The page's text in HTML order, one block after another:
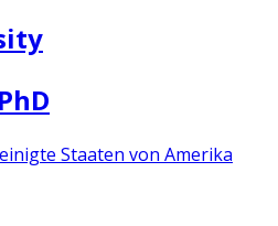
Staaten von Amerika